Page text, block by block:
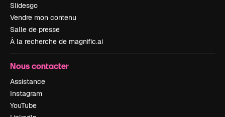
Slidesgo
Vendre mon contenu
Salle de presse
À la recherche de magnific.ai
Nous contacter
Assistance
Instagram
YouTube